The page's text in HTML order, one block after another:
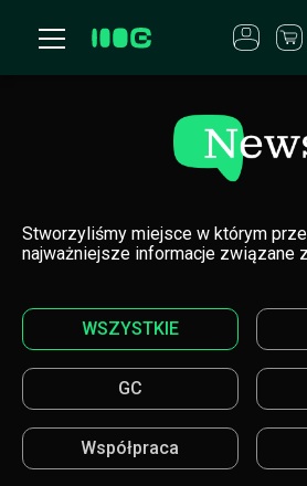
Stworzyliśmy miejsce w którym
najważniejsze informacje związane
WSZYSTKIE
GC
Współpraca